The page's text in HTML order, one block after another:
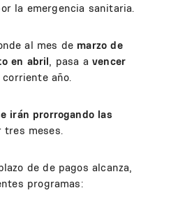
la emergencia sanitaria.
al mes de marzo de
en abril, pasa avencer
año.
irán prorrogando las
tres meses.
de de pagos alcanza,
programas: